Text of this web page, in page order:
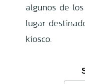
algunos de
lugar
kiosco.